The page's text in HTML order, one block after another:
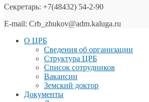
Секретарь: +7(48432) 54-2-90
E-mail: Crb_zhukov@adm.kaluga.ru
О ЦРБ
Сведения об организации
Структура ЦРБ
Список сотрудников
Вакансии
Земский доктор
Документы